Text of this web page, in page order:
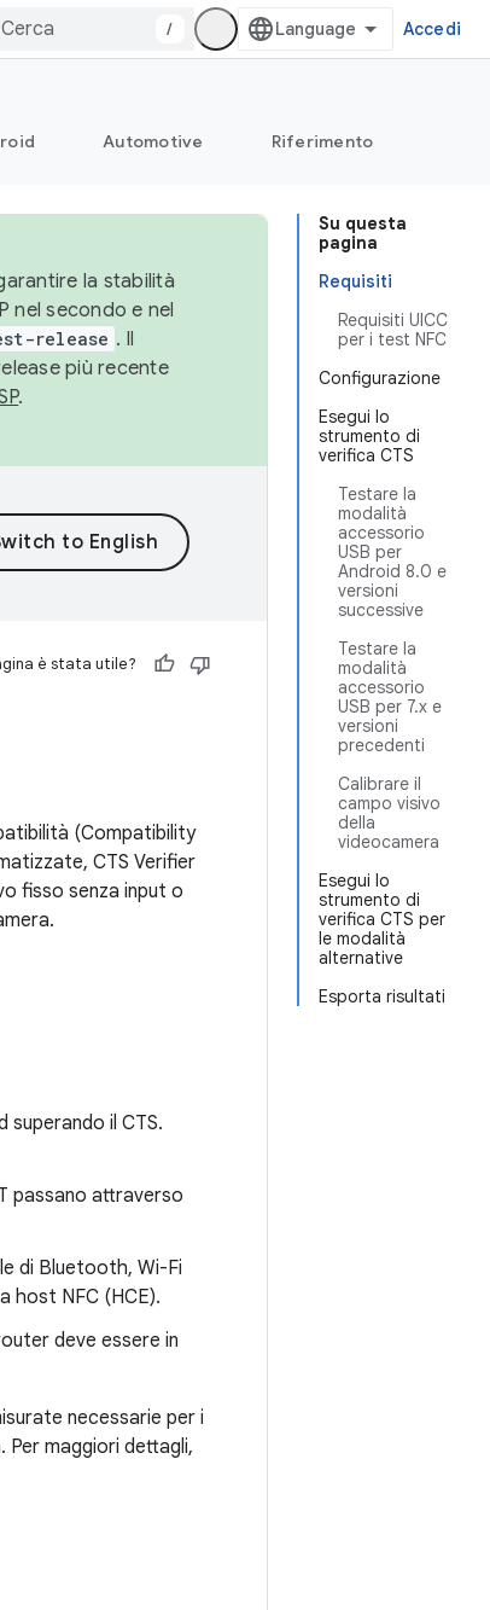
/ Accedi
Automotive Riferimento
Su questa
pagina
Requisiti
Requisiti UICC
per i test NFC
Configurazione
Esegui lo
strumento di
verifica CTS
Testare la
modalità
accessorio
USB per
Android 8.0 e
versioni
successive
Testare la
modalità
accessorio
USB per 7.x e
versioni
precedenti
Calibrare il
campo visivo
della
videocamera
Esegui lo
strumento di
verifica CTS per
le modalità
alternative
Esporta risultati
la stabilità
nel secondo e nel
release . Il
più recente
.
è stata utile?
(Compatibility
CTS Verifier
fisso senza input o
il CTS.
passano attraverso
di Bluetooth, Wi-Fi
host NFC (HCE).
deve essere in
necessarie per i
Per maggiori dettagli,